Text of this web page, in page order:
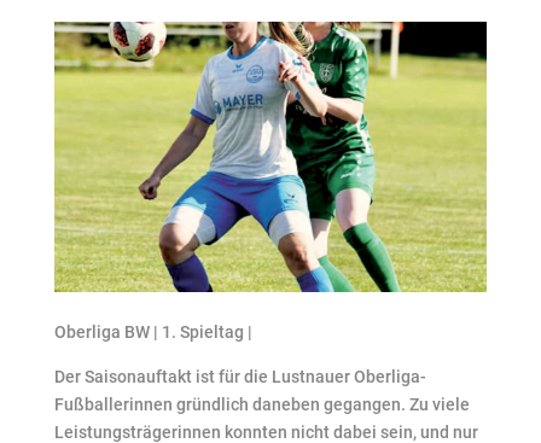
Oberliga BW | 1. Spieltag |
Der Saisonauftakt ist für die Lustnauer Oberliga-
Fußballerinnen gründlich daneben gegangen. Zu viele
Leistungsträgerinnen konnten nicht dabei sein, und nur